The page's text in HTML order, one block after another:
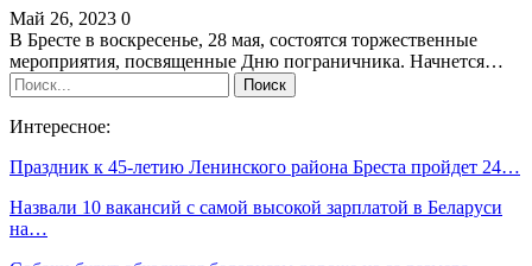
Май 26, 2023 0
В Бресте в воскресенье, 28 мая, состоятся торжественные
мероприятия, посвященные Дню пограничника. Начнется…
Интересное:
Праздник к 45-летию Ленинского района Бреста пройдет 24…
Назвали 10 вакансий с самой высокой зарплатой в Беларуси
на…